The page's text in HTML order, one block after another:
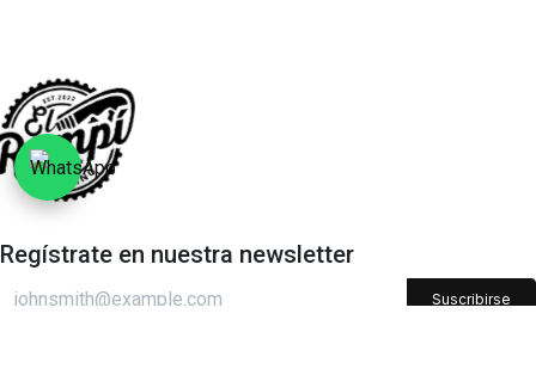
Regístrate en nuestra newsletter​
Suscribirse